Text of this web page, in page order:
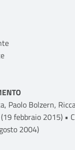
Paolo Bolzern,
febbraio 2015) •
2004)